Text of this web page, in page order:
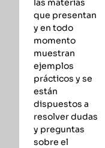
las materias
que presentan
y en todo
momento
muestran
ejemplos
prácticos y se
están
dispuestos a
resolver dudas
y preguntas
sobre el